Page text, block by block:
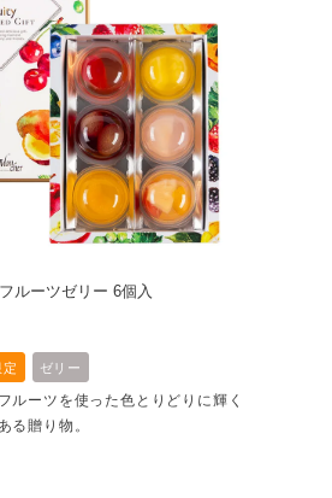
ルーツゼリー 6個入
ゼリー
ルーツを使った色とりどりに輝く
る贈り物。